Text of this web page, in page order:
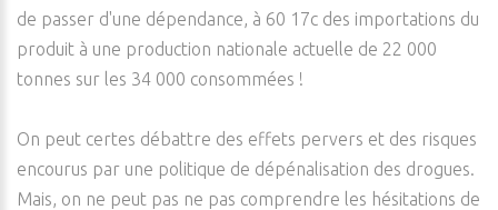
de passer d'une dépendance, à 60 17c des importations du
produit à une production nationale actuelle de 22 000
tonnes sur les 34 000 consommées !
On peut certes débattre des effets pervers et des risques
encourus par une politique de dépénalisation des drogues.
Mais, on ne peut pas ne pas comprendre les hésitations de